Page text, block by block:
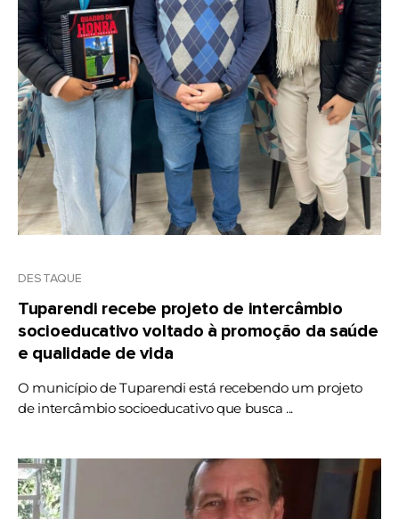
DESTAQUE
Tuparendi recebe projeto de intercâmbio
socioeducativo voltado à promoção da saúde
e qualidade de vida
O município de Tuparendi está recebendo um projeto
de intercâmbio socioeducativo que busca ...